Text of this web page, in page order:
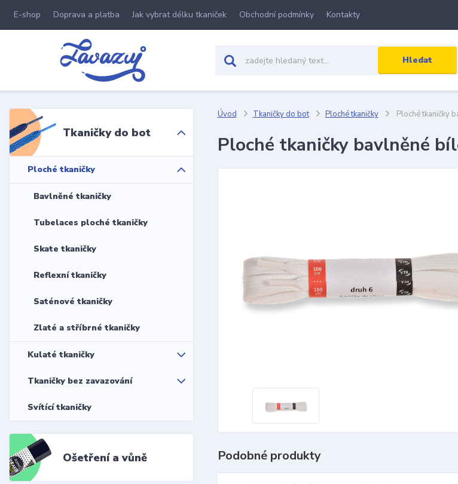
E-shop Doprava a platba Jak vybrat délku tkaniček Obchodní podmínky Kontakty
Hledat
Tkaničky do bot
Ploché tkaničky
Bavlněné tkaničky
Tubelaces ploché tkaničky
Skate tkaničky
Reflexní tkaničky
Saténové tkaničky
Zlaté a stříbrné tkaničky
Kulaté tkaničky
Tkaničky bez zavazování
Svítící tkaničky
Ošetření a vůně
Úvod Tkaničky do bot Ploché tkaničky Ploché tkaničky
Ploché tkaničky bavlněné
Podobné produkty